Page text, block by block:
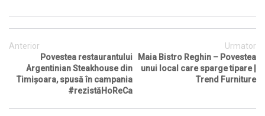
Anterior
Povestea restaurantului
Argentinian Steakhouse din
Timișoara, spusă în campania
#rezistăHoReCa
Urmator
Maia Bistro Reghin – Povestea
unui local care sparge tipare |
Trend Furniture